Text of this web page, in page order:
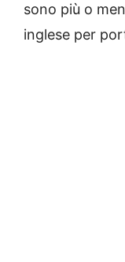
sono più o
inglese per